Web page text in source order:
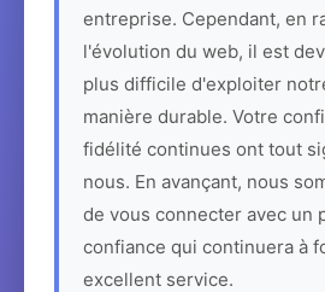
entreprise. Cependant, en
l'évolution du web, il est
plus difficile d'exploiter
manière durable. Votre
fidélité continues ont tout
nous. En avançant, nous
de vous connecter avec un
confiance qui continuera à
excellent service.